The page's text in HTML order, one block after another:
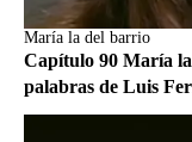
María la del barrio
Capítulo 90 María
palabras de Luis